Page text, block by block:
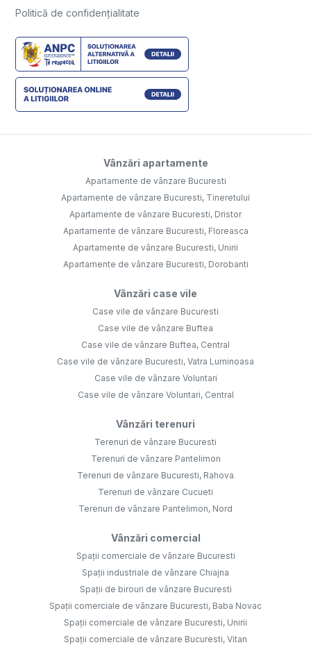
Politică de confidențialitate
Vânzări apartamente
Apartamente de vânzare Bucuresti
Apartamente de vânzare Bucuresti, Tineretului
Apartamente de vânzare Bucuresti, Dristor
Apartamente de vânzare Bucuresti, Floreasca
Apartamente de vânzare Bucuresti, Unirii
Apartamente de vânzare Bucuresti, Dorobanti
Vânzări case vile
Case vile de vânzare Bucuresti
Case vile de vânzare Buftea
Case vile de vânzare Buftea, Central
Case vile de vânzare Bucuresti, Vatra Luminoasa
Case vile de vânzare Voluntari
Case vile de vânzare Voluntari, Central
Vânzări terenuri
Terenuri de vânzare Bucuresti
Terenuri de vânzare Pantelimon
Terenuri de vânzare Bucuresti, Rahova
Terenuri de vânzare Cucueti
Terenuri de vânzare Pantelimon, Nord
Vânzări comercial
Spații comerciale de vânzare Bucuresti
Spații industriale de vânzare Chiajna
Spații de birouri de vânzare Bucuresti
Spații comerciale de vânzare Bucuresti, Baba Novac
Spații comerciale de vânzare Bucuresti, Unirii
Spații comerciale de vânzare Bucuresti, Vitan